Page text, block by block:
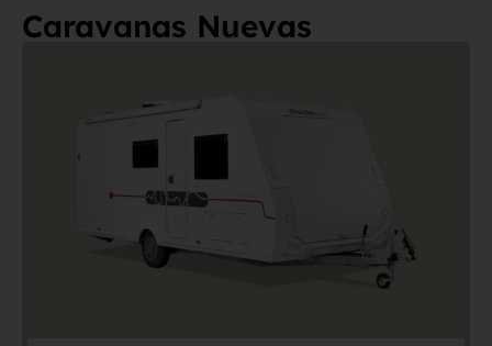
Caravanas Nuevas